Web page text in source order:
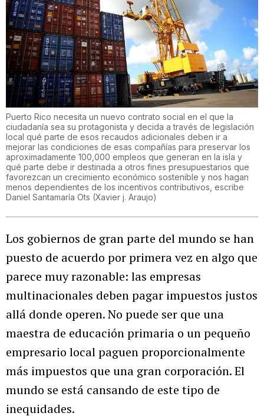
Puerto Rico necesita un nuevo contrato social en el que la
ciudadanía sea su protagonista y decida a través de legislación
local qué parte de esos recaudos adicionales deben ir a
mejorar las condiciones de esas compañías para preservar los
aproximadamente 100,000 empleos que generan en la isla y
qué parte debe ir destinada a otros fines presupuestarios que
favorezcan un crecimiento económico sostenible y nos hagan
menos dependientes de los incentivos contributivos, escribe
Daniel Santamaría Ots (Xavier j. Araujo)
Los gobiernos de gran parte del mundo se han
puesto de acuerdo por primera vez en algo que
parece muy razonable: las empresas
multinacionales deben pagar impuestos justos
allá donde operen. No puede ser que una
maestra de educación primaria o un pequeño
empresario local paguen proporcionalmente
más impuestos que una gran corporación. El
mundo se está cansando de este tipo de
inequidades.